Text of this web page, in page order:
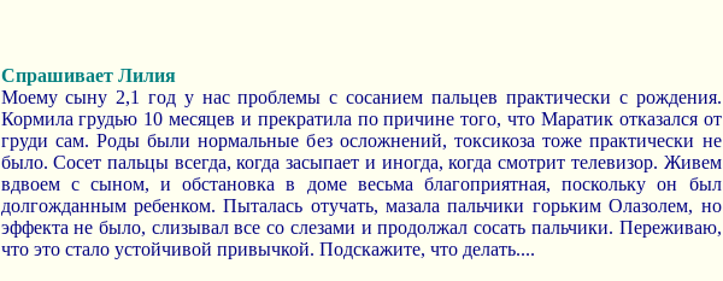
Спрашивает Лилия
Моему сыну 2,1 год у нас проблемы с сосанием пальцев практически с рождения.
Кормила грудью 10 месяцев и прекратила по причине того, что Маратик отказался от
груди сам. Роды были нормальные без осложнений, токсикоза тоже практически не
было. Сосет пальцы всегда, когда засыпает и иногда, когда смотрит телевизор. Живем
вдвоем с сыном, и обстановка в доме весьма благоприятная, поскольку он был
долгожданным ребенком. Пыталась отучать, мазала пальчики горьким Олазолем, но
эффекта не было, слизывал все со слезами и продолжал сосать пальчики. Переживаю,
что это стало устойчивой привычкой. Подскажите, что делать....